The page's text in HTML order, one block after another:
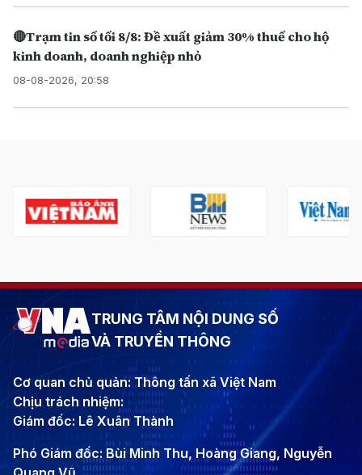
🔴Trạm tin số tối 8/8: Đề xuất giảm 30% thuế cho hộ
kinh doanh, doanh nghiệp nhỏ
08-08-2026, 20:58
TRUNG TÂM NỘI DUNG SỐ
VÀ TRUYỀN THÔNG
Cơ quan chủ quản: Thông tấn xã Việt Nam
Chịu trách nhiệm:
Giám đốc: Lê Xuân Thành
Phó Giám đốc: Bùi Minh Thu, Hoàng Giang, Nguyễn